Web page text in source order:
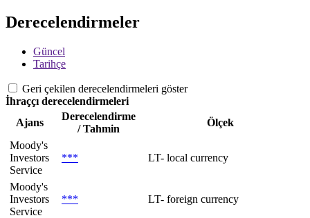
Derecelendirmeler
Güncel
Tarihçe
Geri çekilen derecelendirmeleri göster
İhraççı derecelendirmeleri
Ajans
Derecelendirme
/ Tahmin
Ölçek
Moody's
Investors
Service
*** LT- local currency
Moody's
Investors
Service
*** LT- foreign currency